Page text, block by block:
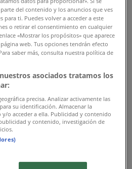
Ruházat, cipők és kiegészítők
pizza szóda
Elektronika
Sport
Bankok és
és szépség
del contenido y los anuncios que ves
para ti. Puedes volver a acceder a este
o retirar el consentimiento en cualquier
«Mostrar los propósitos» que aparece
web. Tus opciones tendrán efecto
saber más, consulta nuestra política de
asociados tratamos los
precisa. Analizar activamente las
su identificación. Almacenar la
o acceder a ella. Publicidad y contenido
y contenido, investigación de